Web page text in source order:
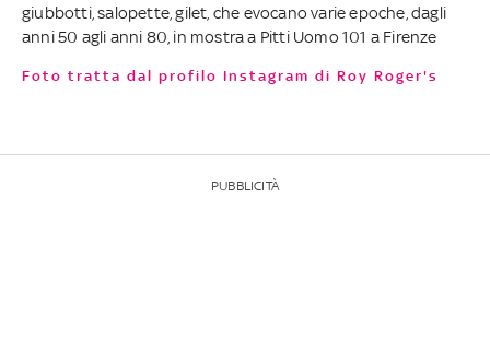
giubbotti, salopette, gilet, che evocano varie epoche, dagli
anni 50 agli anni 80, in mostra a Pitti Uomo 101 a Firenze
Foto tratta dal profilo Instagram di Roy Roger's
PUBBLICITÀ